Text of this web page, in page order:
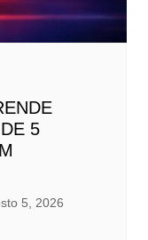
5
5, 2026